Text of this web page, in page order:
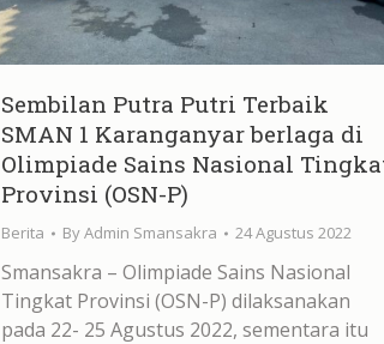
Sembilan Putra Putri Terbaik
SMAN 1 Karanganyar berlaga di
Olimpiade Sains Nasional
Provinsi (OSN-P)
Berita ByAdmin Smansakra 24 Agustus 2022
Smansakra – Olimpiade Sains Nasional
Tingkat Provinsi (OSN-P) dilaksanakan
pada 22- 25 Agustus 2022, sementara itu